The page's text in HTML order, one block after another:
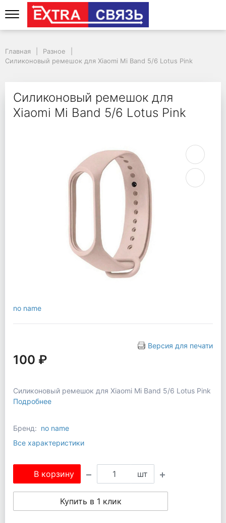
Силиконовый
Главная
Разное
Силиконовый ремешок для Xiaomi Mi Band 5/6 Lotus Pink
Силиконовый ремешок для
Xiaomi Mi Band 5/6 Lotus Pink
no name
Версия для печати
100 ₽
Силиконовый ремешок для Xiaomi Mi Band 5/6 Lotus Pink
Подробнее
Бренд: no name
Все характеристики
В корзину шт
Купить в 1 клик